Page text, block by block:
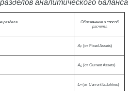
аналитического баланса
раздела
Обозначение и способ
расчета
AF (от Fixed Assets)
AC(от Current Assets)
L C(от Current Liabilities)